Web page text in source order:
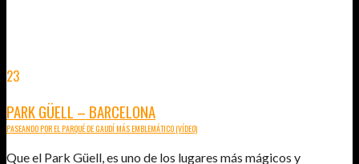
23
PARK GÜELL – BARCELONA
PASEANDO POR EL PARQUÉ DE GAUDÍ MÁS EMBLEMÁTICO (VÍDEO)
Que el Park Güell, es uno de los lugares más mágicos y